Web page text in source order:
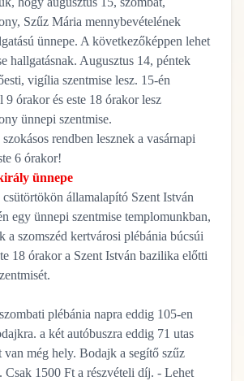
Szűz Mária mennybevételének
ünnepe. A következőképpen lehet
hallgatásnak. Augusztus 14, péntek
vigília szentmise lesz. 15-én
9 órakor és este 18 órakor lesz
ünnepi szentmise.
rendben lesznek a vasárnapi
6 órakor!
ünnepe
államalapító Szent István
egy ünnepi szentmise templomunkban,
a szomszéd kertvárosi plébánia búcsúi
18 órakor a Szent István bazilika előtti
plébánia napra eddig 105-en
a két autóbuszra eddig 71 utas
van még hely. Bodajk a segítő szűz
Csak 1500 Ft a részvételi díj. - Lehet